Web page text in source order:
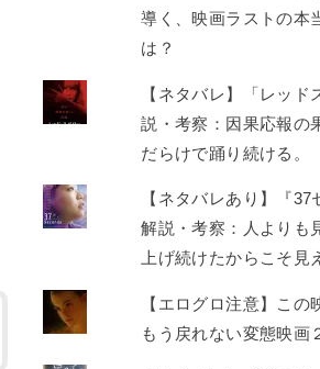
導く、映画ラストの本
は？
【ネタバレ】「レッド
説・考察：因果応報の
だらけで踊り続ける。
【ネタバレあり】『37
解説・考察：人よりも
上げ続けたからこそ見
【エログロ注意】この
もう戻れない変態映画